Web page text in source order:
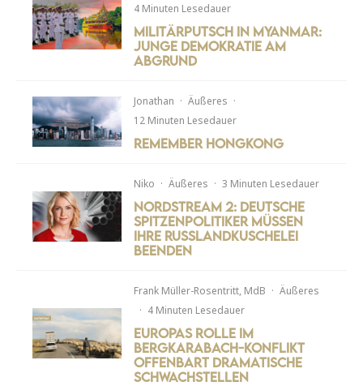
4 Minuten Lesedauer
Militärputsch in Myanmar:
Junge Demokratie am
Abgrund
Jonathan · Äußeres ·
12 Minuten Lesedauer
Remember Hongkong
Niko · Äußeres · 3 Minuten Lesedauer
Nordstream 2: Deutsche
Spitzenpolitiker müssen
ihre Russlandkuschelei
beenden
Frank Müller-Rosentritt, MdB · Äußeres
· 4 Minuten Lesedauer
Europas Rolle im
Bergkarabach-Konflikt
offenbart dramatische
Schwachstellen